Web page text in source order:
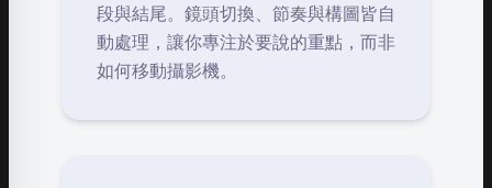
段與結尾。鏡頭切換、節奏與構圖皆自
動處理，讓你專注於要說的重點，而非
如何移動攝影機。